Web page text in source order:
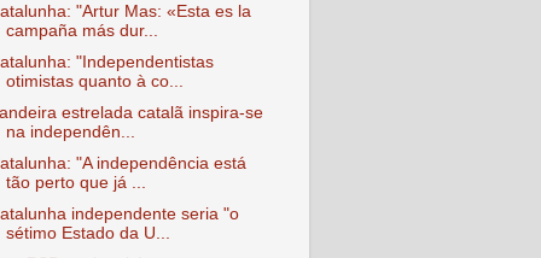
"Artur Mas: «Esta es la
campaña más dur...
"Independentistas
otimistas quanto à co...
estrelada catalã inspira-se
na independên...
"A independência está
tão perto que já ...
independente seria "o
sétimo Estado da U...